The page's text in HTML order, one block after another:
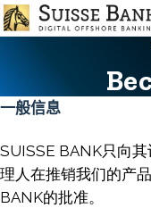
Skip
to
一般信息
SUISSE BANK只向
理人在推销我们的产
BANK的批准。